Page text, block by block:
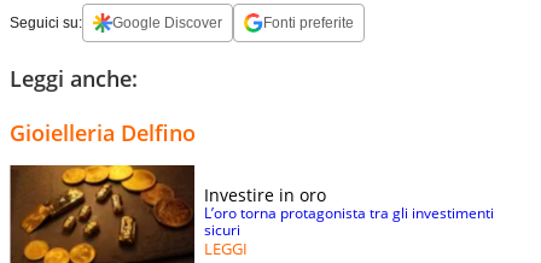
Seguici su: Google Discover Fonti preferite
Leggi anche:
Gioielleria Delfino
Investire in oro
L’oro torna protagonista tra gli investimenti
sicuri
LEGGI